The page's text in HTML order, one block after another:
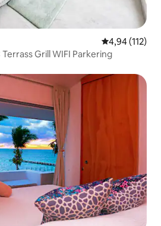
4,94 av 5 i
4,94 (112)
Grill WIFI Parkering